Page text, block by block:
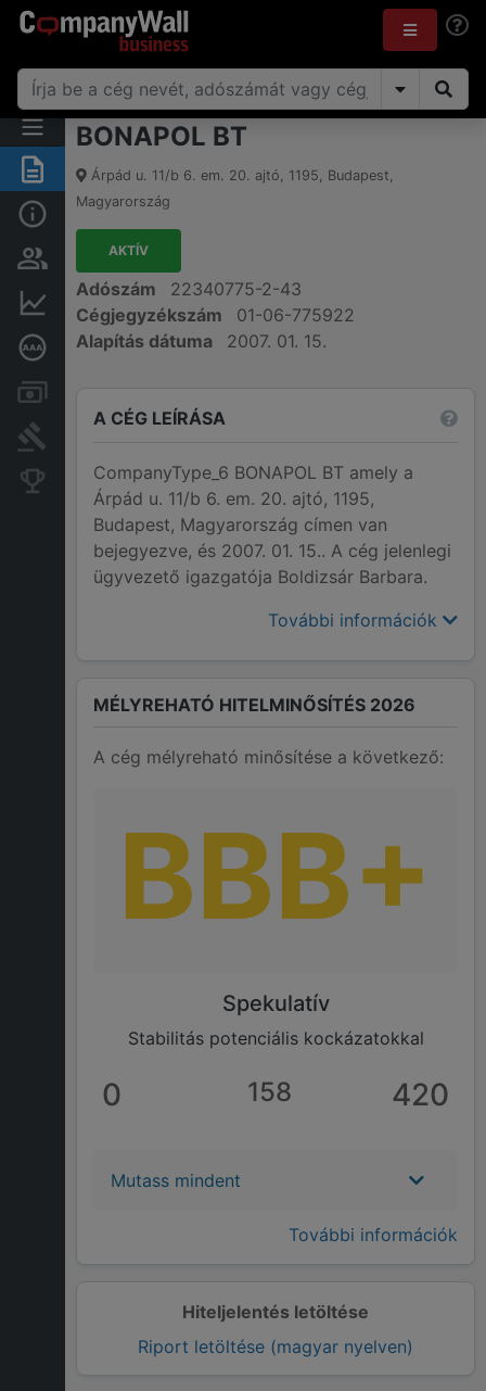
Összegzés
Alap információk
Személyek és tulajdonjog
Mélyreható hitelminősítés
Számlák és zárolások
Konkurens cégek
BONAPOL BT
Árpád u. 11/b 6. em. 20. ajtó, 1195, Budapest,
Magyarország
AKTÍV
Adószám
22340775-2-43
Cégjegyzékszám
01-06-775922
Alapítás dátuma
2007. 01. 15.
A CÉG LEÍRÁSA
CompanyType_6 BONAPOL BT amely a
Árpád u. 11/b 6. em. 20. ajtó, 1195,
Budapest, Magyarország címen van
bejegyezve, és 2007. 01. 15.. A cég jelenlegi
ügyvezető igazgatója Boldizsár Barbara.
További információk
Hiteljelentés letöltése
Riport letöltése (magyar nyelven)
MÉLYREHATÓ HITELMINŐSÍTÉS 2026
A cég mélyreható minősítése a következő:
BBB+
Spekulatív
Stabilitás potenciális kockázatokkal
0 158 420
Mutass mindent
További információk